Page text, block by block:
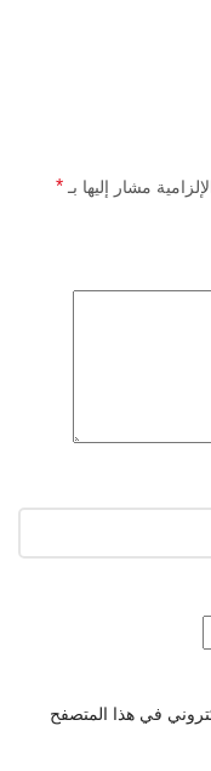
مشار إليها بـ *
في هذا المتصفح